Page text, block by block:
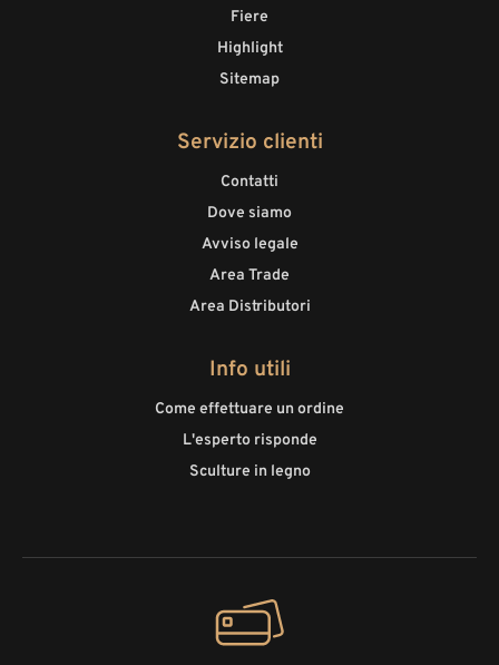
Fiere
Highlight
Sitemap
Servizio clienti
Contatti
Dove siamo
Avviso legale
Area Trade
Area Distributori
Info utili
Come effettuare un ordine
L'esperto risponde
Sculture in legno